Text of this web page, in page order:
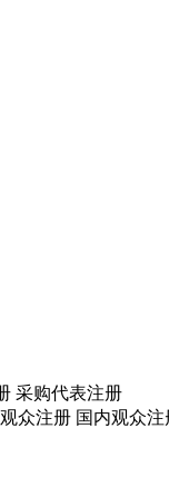
采购代表注册
国内观众注